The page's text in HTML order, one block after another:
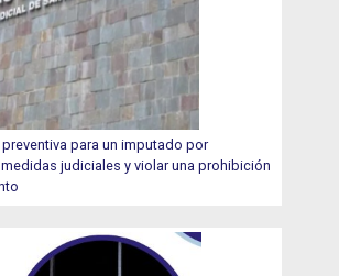
para un imputado por
judiciales y violar una prohibición